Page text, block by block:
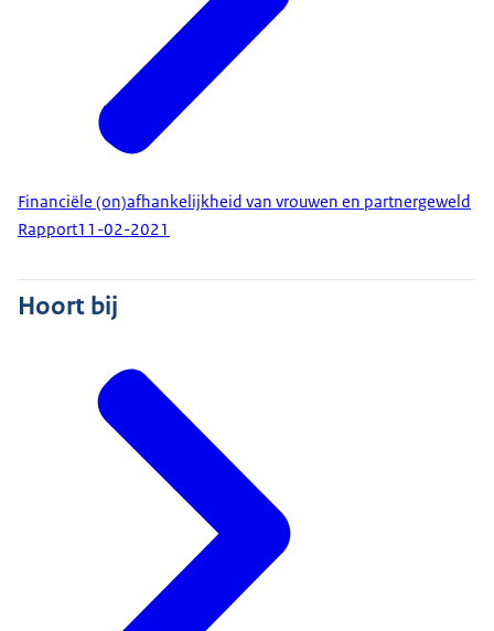
Financiële (on)afhankelijkheid van vrouwen en partnergeweld
Rapport11-02-2021
Hoort bij